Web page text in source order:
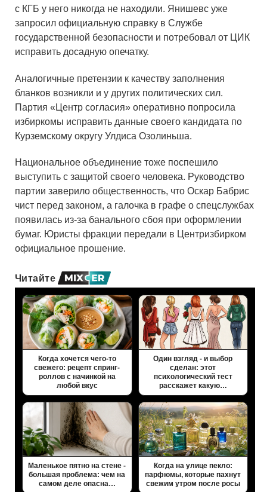
с КГБ у него никогда не находили. Янишевс уже
запросил официальную справку в Службе
государственной безопасности и потребовал от ЦИК
исправить досадную опечатку.
Аналогичные претензии к качеству заполнения
бланков возникли и у других политических сил.
Партия «Центр согласия» оперативно попросила
избиркомы исправить данные своего кандидата по
Курземскому округу Улдиса Озолиньша.
Национальное объединение тоже поспешило
выступить с защитой своего человека. Руководство
партии заверило общественность, что Оскар Бабрис
чист перед законом, а галочка в графе о спецслужбах
появилась из-за банального сбоя при оформлении
бумаг. Юристы фракции передали в Центризбирком
официальное прошение.
Читайте
Когда хочется чего-то
свежего: рецепт спринг-
роллов с начинкой на
любой вкус
Один взгляд - и выбор
сделан: этот
психологический тест
расскажет какую…
Маленькое пятно на стене -
большая проблема: чем на
самом деле опасна…
Когда на улице пекло:
парфюмы, которые пахнут
свежим утром после росы